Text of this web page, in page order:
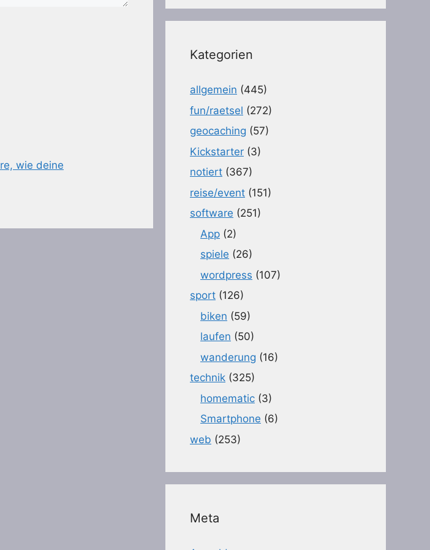
wie deine
Kategorien
allgemein (445)
fun/raetsel (272)
geocaching (57)
Kickstarter (3)
notiert (367)
reise/event (151)
software (251)
App (2)
spiele (26)
wordpress (107)
sport (126)
biken (59)
laufen (50)
wanderung (16)
technik (325)
homematic (3)
Smartphone (6)
web (253)
Meta